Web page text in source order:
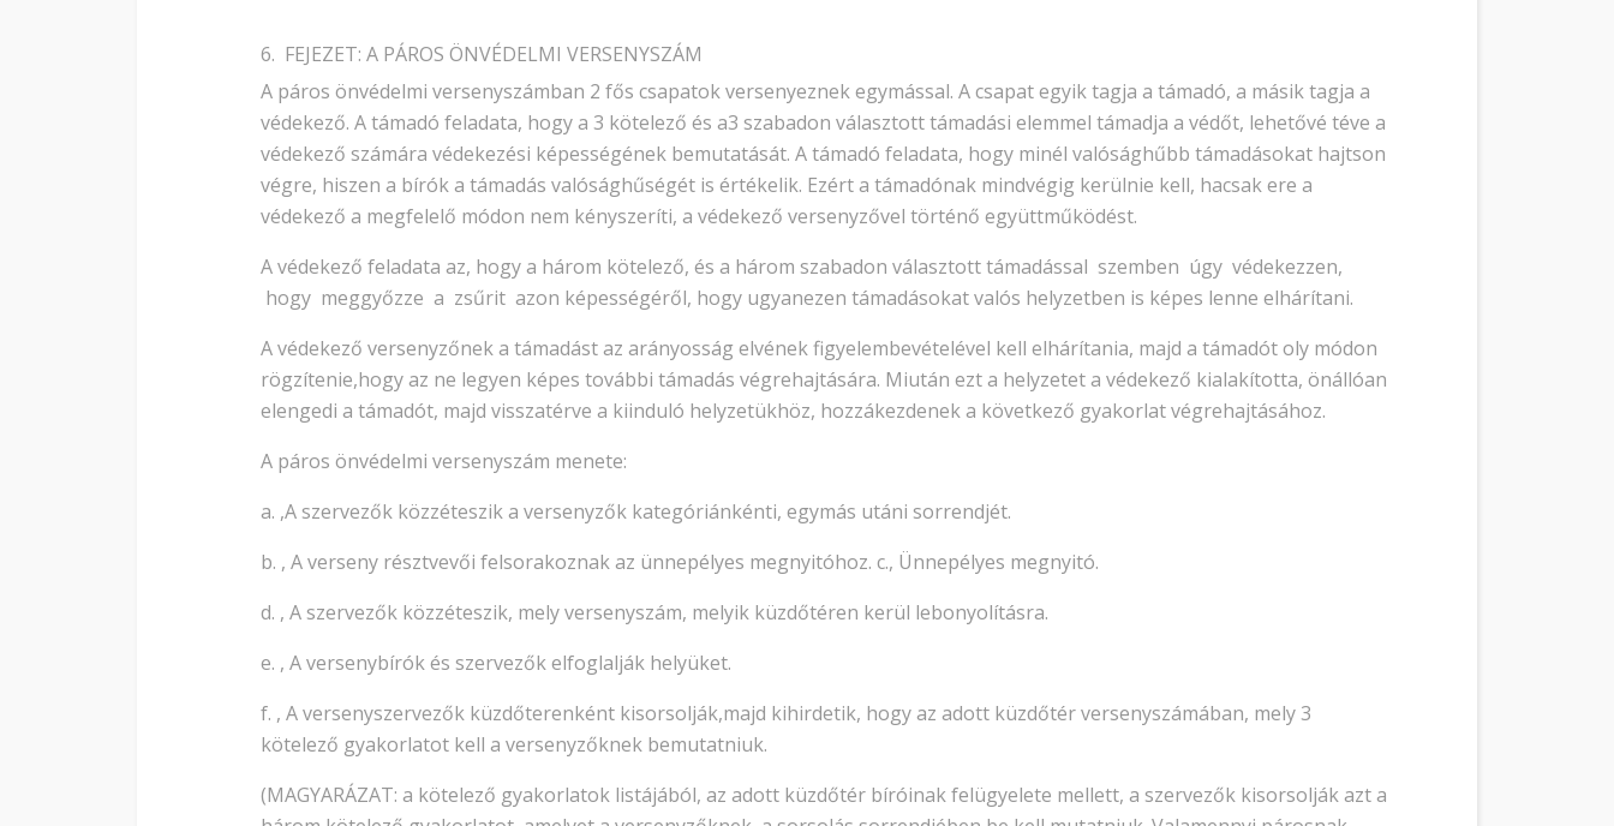
6. FEJEZET: A PÁROS ÖNVÉDELMI VERSENYSZÁM
A páros önvédelmi versenyszámban 2 fős csapatok versenyeznek egymással. A csapat egyik tagja a támadó, a másik tagja a
védekező. A támadó feladata, hogy a 3 kötelező és a3 szabadon választott támadási elemmel támadja a védőt, lehetővé téve a
védekező számára védekezési képességének bemutatását. A támadó feladata, hogy minél valósághűbb támadásokat hajtson
végre, hiszen a bírók a támadás valósághűségét is értékelik. Ezért a támadónak mindvégig kerülnie kell, hacsak ere a
védekező a megfelelő módon nem kényszeríti, a védekező versenyzővel történő együttműködést.
A védekező feladata az, hogy a három kötelező, és a három szabadon választott támadással szemben úgy védekezzen,
hogy meggyőzze a zsűrit azon képességéről, hogy ugyanezen támadásokat valós helyzetben is képes lenne elhárítani.
A védekező versenyzőnek a támadást az arányosság elvének figyelembevételével kell elhárítania, majd a támadót oly módon
rögzítenie,hogy az ne legyen képes további támadás végrehajtására. Miután ezt a helyzetet a védekező kialakította, önállóan
elengedi a támadót, majd visszatérve a kiinduló helyzetükhöz, hozzákezdenek a következő gyakorlat végrehajtásához.
A páros önvédelmi versenyszám menete:
a. ,A szervezők közzéteszik a versenyzők kategóriánkénti, egymás utáni sorrendjét.
b. , A verseny résztvevői felsorakoznak az ünnepélyes megnyitóhoz. c., Ünnepélyes megnyitó.
d. , A szervezők közzéteszik, mely versenyszám, melyik küzdőtéren kerül lebonyolításra.
e. , A versenybírók és szervezők elfoglalják helyüket.
f. , A versenyszervezők küzdőterenként kisorsolják,majd kihirdetik, hogy az adott küzdőtér versenyszámában, mely 3
kötelező gyakorlatot kell a versenyzőknek bemutatniuk.
(MAGYARÁZAT: a kötelező gyakorlatok listájából, az adott küzdőtér bíróinak felügyelete mellett, a szervezők kisorsolják azt a